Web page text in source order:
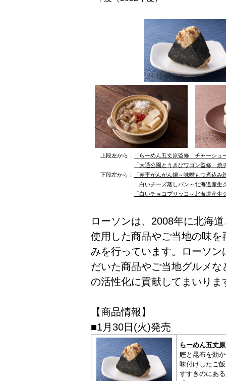
上段左から：
「らーめん五丈原監修 チャーシュ
「大通公園とうきびワゴン監修 焼
下段左から：
「赤平がんがん鍋～味噌もつ煮込み
「白いチーズ蒸しパン～北海道産生
「白いチョコブリッコ～北海道産生
ローソンは、2008年に北海
使用した商品やご当地の味
みを行っています。ローソ
だいた商品やご当地グルメ
の活性化に貢献してまいりま
【商品情報】
■1月30日(火)発売
らーめん五丈
鰹と昆布を効
味付けしたご
すすきのにあ